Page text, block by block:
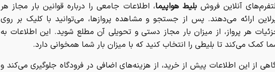
آنلاین فروشبلیط هواپیما، اطلاعات جامعی را درباره قوانین بار مجاز هر
ارائه می‌دهند. پس از جستجو و مشاهده پروازها، می‌توانید با کلیک بر روی
هر پرواز، از میزان بار مجاز دستی و تحویلی آن مطلع شوید. این اطلاعات به
کمک می‌کند تا بلیطی را انتخاب کنید که با میزان بار شما همخوانی دارد.
از این اطلاعات پیش از خرید، از هزینه‌های اضافی در فرودگاه جلوگیری می‌کند و